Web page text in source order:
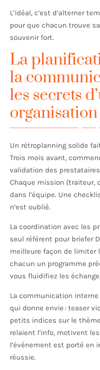
L’idéal, c’est d’alterner
pour que chacun trouve
souvenir fort.
La
la
les secrets
Un rétroplanning solide
Trois mois avant,
validation des
Chaque mission (traiteur,
dans l’équipe. Une
n’est oublié.
La coordination avec les
seul référent pour briefer
meilleure façon de limiter
chacun un programme
vous fluidifiez les
La communication
qui donne envie : teaser
petits indices sur le
relaient l’info, motivent
l’événement est porté en
réussie.